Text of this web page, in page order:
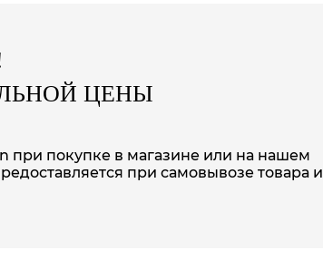
ЦЕНЫ
при покупке в магазине или на нашем
при самовывозе товара и